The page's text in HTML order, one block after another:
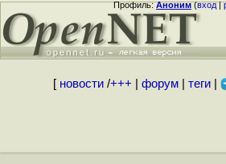
Профиль:Аноним(вход|
[ новости/+++ форум| теги|